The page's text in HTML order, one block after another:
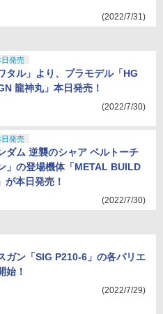
(2022/7/31)
日発売
タル」より、プラモデル「HG
龍神丸」本日発売！
(2022/7/30)
日発売
ダム 逆襲のシャア ベルトーチ
」の登場機体「METAL BUILD
が本日発売！
(2022/7/30)
ガン「SIG P210-6」の各バリエ
始！
(2022/7/29)